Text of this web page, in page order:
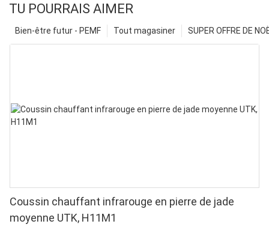
TU POURRAIS AIMER
SUPER OFFRE DE
Tout magasiner
Bien-être futur - PEMF
Coussin chauffant infrarouge en pierre de jade
moyenne UTK, H11M1